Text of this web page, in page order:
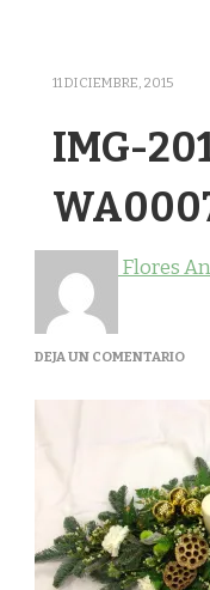
11 DICIEMBRE, 2015
IMG-
Flores
DEJA UN COMENTARIOEN